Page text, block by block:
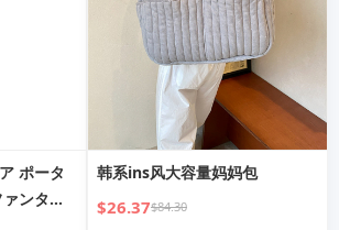
ンド ブラック
ポータ
ンタス
アストロ
韩系ins风大容量妈妈包
$26.37$84.30